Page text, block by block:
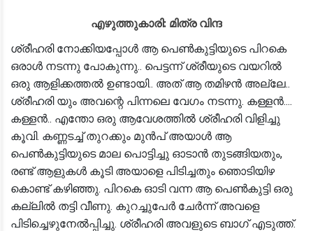
എഴുത്തുകാരി: മിത്ര വിന്ദ
ശ്രീഹരി നോക്കിയപ്പോൾ ആ പെൺകുട്ടിയുടെ പിറകെ
ഒരാൾ നടന്നു പോകുന്നു.. പെട്ടന്ന് ശ്രീയുടെ വയറിൽ
ഒരു ആളിക്കത്തൽ ഉണ്ടായി.. അത് ആ തമിഴൻ അല്ലേ..
ശ്രീഹരി യും അവന്റെ പിന്നലെ വേഗം നടന്നു. കള്ളൻ....
കള്ളൻ.. എന്തോ ഒരു ആവേശത്തിൽ ശ്രീഹരി വിളിച്ചു
കൂവി. കണ്ണടച്ച് തുറക്കും മുൻപ് അയാൾ ആ
പെൺകുട്ടിയുടെ മാല പൊട്ടിച്ചു ഓടാൻ തുടങ്ങിയതും,
രണ്ട് ആളുകൾ കൂടി അയാളെ പിടിച്ചതും ഞൊടിയിഴ
കൊണ്ട് കഴിഞ്ഞു. പിറകെ ഓടി വന്ന ആ പെൺകുട്ടി ഒരു
കല്ലിൽ തട്ടി വീണു. കുറച്ചുപേർ ചേർന്ന് അവളെ
പിടിച്ചെഴുനേൽപ്പിച്ചു. ശ്രീഹരി അവളുടെ ബാഗ് എടുത്ത്.